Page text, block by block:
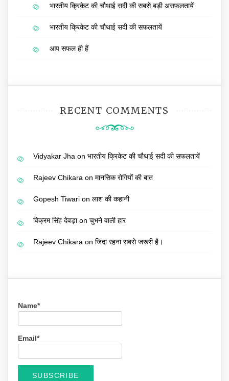
भारतीय क्रिकेट की चौथाई सदी की सबसे बड़ी असफलतायें
भारतीय क्रिकेट की चौथाई सदी की सफलतायें
आप सफल ही हैं
RECENT COMMENTS
Vidyakar Jha on भारतीय क्रिकेट की चौथाई सदी की सफलतायें
Rajeev Chikara on मानसिक रोगियों की बात
Gopesh Tiwari on लाश की कहानी
विक्रम सिंह देवड़ाon चुभने वाली हार
Rajeev Chikara on जिंदा रहना सबसे जरूरी है।
Name*
Email*